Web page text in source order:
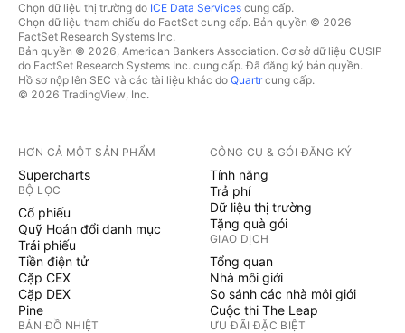
Chọn dữ liệu thị trường do ICE Data Services cung cấp.
Chọn dữ liệu tham chiếu do FactSet cung cấp. Bản quyền © 2026
FactSet Research Systems Inc.
Bản quyền © 2026, American Bankers Association. Cơ sở dữ liệu CUSIP
do FactSet Research Systems Inc. cung cấp. Đã đăng ký bản quyền.
Hồ sơ nộp lên SEC và các tài liệu khác do Quartrcung cấp.
© 2026 TradingView, Inc.
HƠN CẢ MỘT SẢN PHẨM
Supercharts
BỘ LỌC
Cổ phiếu
Quỹ Hoán đổi danh mục
Trái phiếu
Tiền điện tử
Cặp CEX
Cặp DEX
Pine
BẢN ĐỒ NHIỆT
CÔNG CỤ & GÓI ĐĂNG KÝ
Tính năng
Trả phí
Dữ liệu thị trường
Tặng quà gói
GIAO DỊCH
Tổng quan
Nhà môi giới
So sánh các nhà môi giới
Cuộc thi The Leap
ƯU ĐÃI ĐẶC BIỆT